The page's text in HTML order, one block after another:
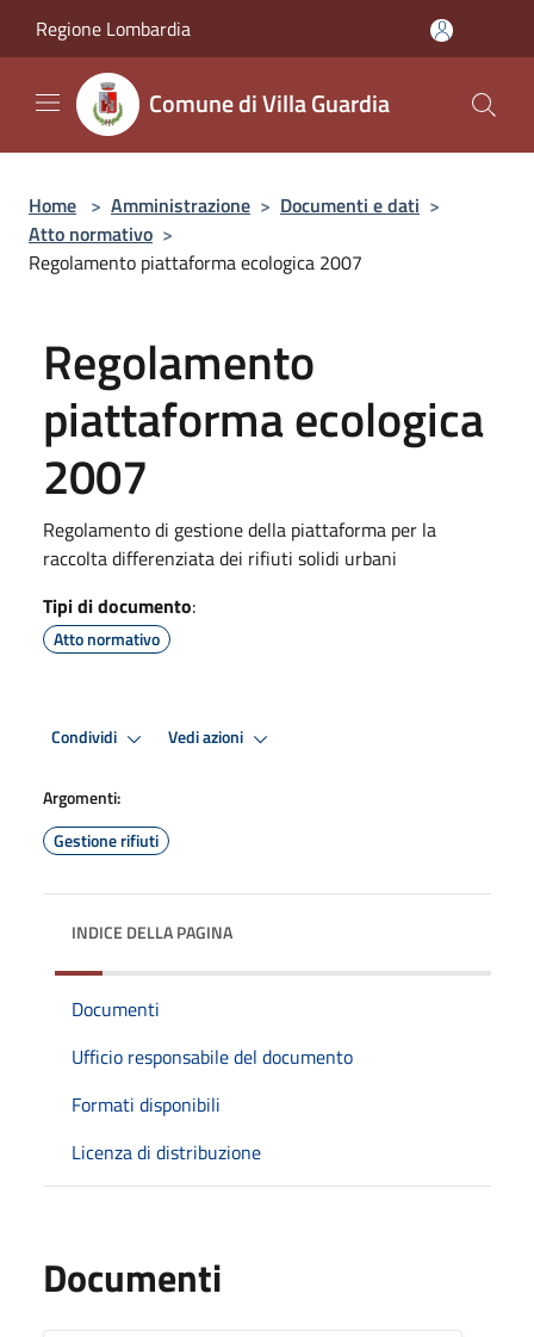
Regione Lombardia
Comune di Villa Guardia
Home > Amministrazione > Documenti e dati >
Atto normativo >
Regolamento piattaforma ecologica 2007
Regolamento
piattaforma ecologica
2007
Regolamento di gestione della piattaforma per la
raccolta differenziata dei rifiuti solidi urbani
Tipi di documento:
Atto normativo
Condividi Vedi azioni
Argomenti:
Gestione rifiuti
INDICE DELLA PAGINA
Documenti
Ufficio responsabile del documento
Formati disponibili
Licenza di distribuzione
Documenti